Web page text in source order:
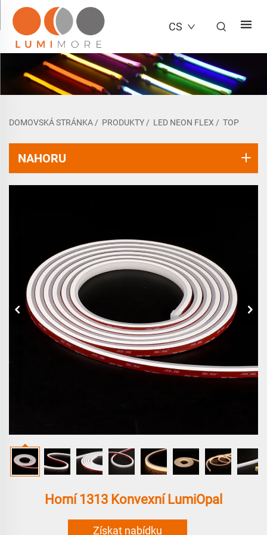
CS
DOMOVSKÁ STRÁNKA / PRODUKTY / LED NEON FLEX / TOP
NAHORU
Horní 1313 Konvexní LumiOpal
Získat nabídku